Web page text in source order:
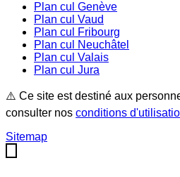
Plan cul Genève
Plan cul Vaud
Plan cul
Fribourg
Plan cul
Neuchâtel
Plan cul Valais
Plan cul Jura
⚠️ Ce site est destiné aux
consulter nos conditions
Sitemap